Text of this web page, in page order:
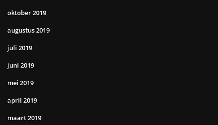
oktober 2019
augustus 2019
juli 2019
juni 2019
mei 2019
april 2019
maart 2019